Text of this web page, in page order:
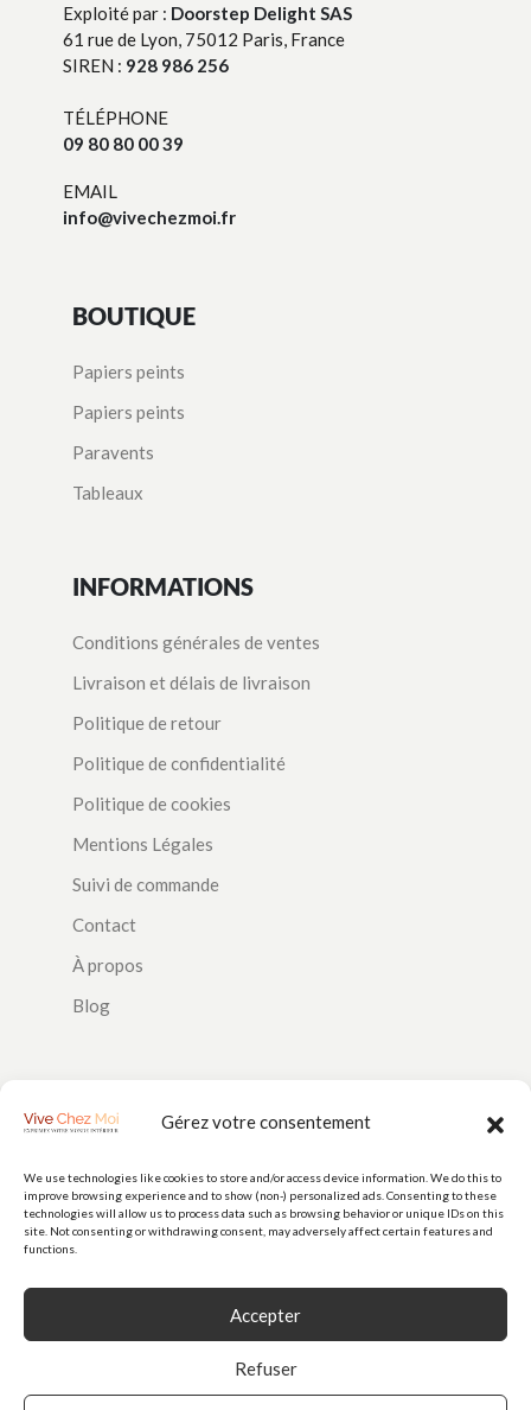
Gérez votre consentement
We use technologies like cookies to store and/or access device information. We do this to
improve browsing experience and to show (non-) personalized ads. Consenting to these
technologies will allow us to process data such as browsing behavior or unique IDs on this
site. Not consenting or withdrawing consent, may adversely affect certain features and
functions.
Accepter
Refuser
Exploité par : Doorstep Delight SAS
61 rue de Lyon, 75012 Paris, France
SIREN : 928 986 256
TÉLÉPHONE
09 80 80 00 39
EMAIL
info@vivechezmoi.fr
BOUTIQUE
Papiers peints
Papiers peints
Paravents
Tableaux
INFORMATIONS
Conditions générales de ventes
Livraison et délais de livraison
Politique de retour
Politique de confidentialité
Politique de cookies
Mentions Légales
Suivi de commande
Contact
À propos
Blog
PAIEMENTS